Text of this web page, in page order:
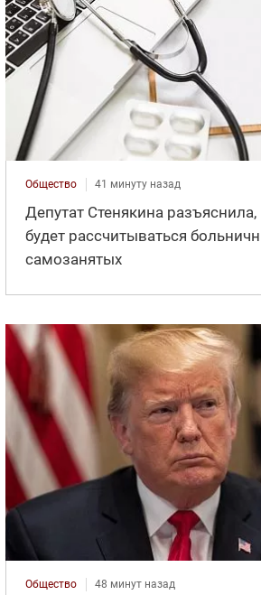
Общество 41 минуту назад
Депутат Стенякина разъяснила,
будет рассчитываться
самозанятых
Общество 48 минут назад